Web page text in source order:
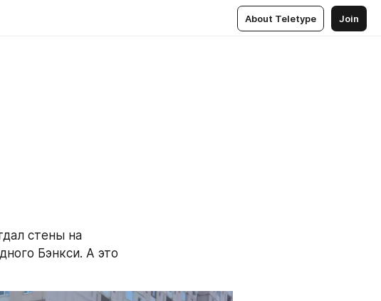
About Teletype Join
стены на
Бэнкси. А это